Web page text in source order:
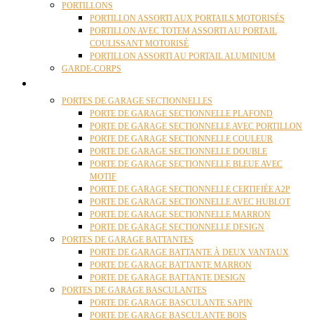
PORTILLONS
PORTILLON ASSORTI AUX PORTAILS MOTORISÉS
PORTILLON AVEC TOTEM ASSORTI AU PORTAIL
COULISSANT MOTORISÉ
PORTILLON ASSORTI AU PORTAIL ALUMINIUM
GARDE-CORPS
PORTES DE GARAGE SECTIONNELLES
PORTE DE GARAGE SECTIONNELLE PLAFOND
PORTE DE GARAGE SECTIONNELLE AVEC PORTILLON
PORTE DE GARAGE SECTIONNELLE COULEUR
PORTE DE GARAGE SECTIONNELLE DOUBLE
PORTE DE GARAGE SECTIONNELLE BLEUE AVEC
MOTIF
PORTE DE GARAGE SECTIONNELLE CERTIFIÉE A2P
PORTE DE GARAGE SECTIONNELLE AVEC HUBLOT
PORTE DE GARAGE SECTIONNELLE MARRON
PORTE DE GARAGE SECTIONNELLE DESIGN
PORTES DE GARAGE BATTANTES
PORTE DE GARAGE BATTANTE À DEUX VANTAUX
PORTE DE GARAGE BATTANTE MARRON
PORTE DE GARAGE BATTANTE DESIGN
PORTES DE GARAGE BASCULANTES
PORTE DE GARAGE BASCULANTE SAPIN
PORTE DE GARAGE BASCULANTE BOIS